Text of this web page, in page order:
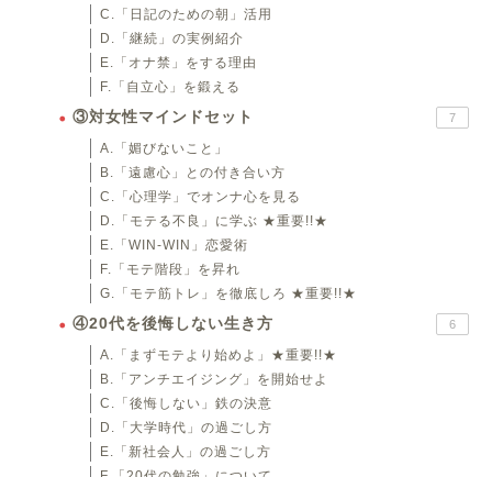
C.「日記のための朝」活用
D.「継続」の実例紹介
E.「オナ禁」をする理由
F.「自立心」を鍛える
③対女性マインドセット 7
A.「媚びないこと」
B.「遠慮心」との付き合い方
C.「心理学」でオンナ心を見る
D.「モテる不良」に学ぶ ★重要!!★
E.「WIN-WIN」恋愛術
F.「モテ階段」を昇れ
G.「モテ筋トレ」を徹底しろ ★重要!!★
④20代を後悔しない生き方 6
A.「まずモテより始めよ」★重要!!★
B.「アンチエイジング」を開始せよ
C.「後悔しない」鉄の決意
D.「大学時代」の過ごし方
E.「新社会人」の過ごし方